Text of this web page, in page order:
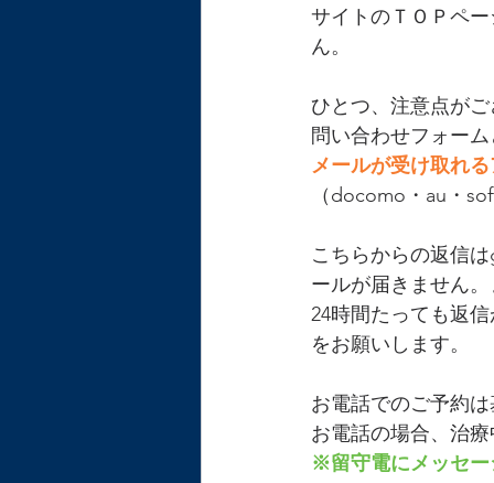
サイトのＴＯＰペ
ん。
ひとつ、注意点が
問い合わせフォー
メールが受け取れ
（docomo・au・
こちらからの返信
ールが届きません
24時間たっても返
をお願いします。
お電話でのご予約
お電話の場合、治
※留守電にメッセー